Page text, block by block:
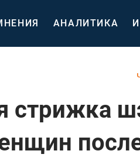
АНАЛИТИКА
стрижка